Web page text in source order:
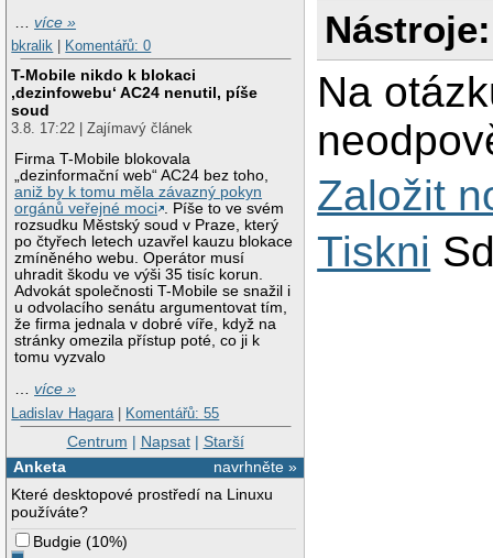
…více »
bkralik
Komentářů: 0
T-Mobile nikdo k blokaci
‚dezinfowebu‘ AC24 nenutil, píše
soud
3.8. 17:22 | Zajímavý článek
Firma T-Mobile blokovala
„dezinformační web“ AC24 bez toho,
aniž by k tomu měla závazný pokyn
orgánů veřejné moci . Píše to ve svém
rozsudku Městský soud v Praze, který
po čtyřech letech uzavřel kauzu blokace
zmíněného webu. Operátor musí
uhradit škodu ve výši 35 tisíc korun.
Advokát společnosti T-Mobile se snažil i
u odvolacího senátu argumentovat tím,
že firma jednala v dobré víře, když na
stránky omezila přístup poté, co ji k
tomu vyzvalo
…více »
Ladislav Hagara | Komentářů: 55
Centrum | Napsat| Starší
navrhněte »
Anketa
Které desktopové prostředí na Linuxu
používáte?
Budgie (10%)
Nástroje:
Na
Založit
Tiskni